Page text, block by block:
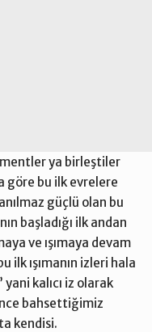
ya birleştiler
göre bu ilk evrelere
güçlü olan bu
başladığı ilk andan
ve ışımaya devam
ilk ışımanın izleri hala
kalıcı iz olarak
bahsettiğimiz
kendisi.